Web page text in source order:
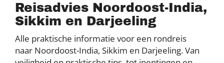
Reisadvies Noordoost-India,
Sikkim en Darjeeling
Alle praktische informatie voor een rondreis
naar Noordoost-India, Sikkim en Darjeeling. Van